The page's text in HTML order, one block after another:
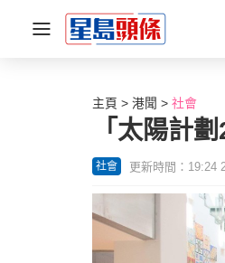
主頁 港聞 社會
「太陽計
社會 更新時間：19:24